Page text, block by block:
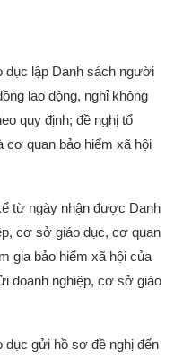
dục lập Danh sách người
lao động, nghỉ không
quy định; đề nghị tổ
quan bảo hiểm xã hội
từ ngày nhận được Danh
cơ sở giáo dục, cơ quan
gia bảo hiểm xã hội của
doanh nghiệp, cơ sở giáo
gửi hồ sơ đề nghị đến